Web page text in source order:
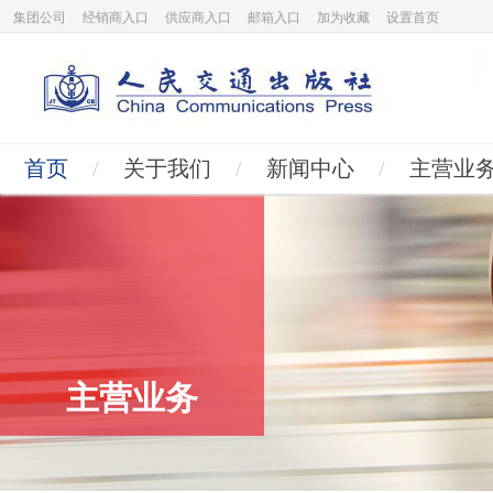
集团公司 经销商入口 供应商入口 邮箱入口 加为收藏 设置首页
首页 / 关于我们 / 新闻中心 / 主营业
主营业务